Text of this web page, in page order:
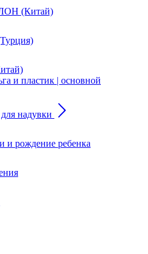
(Китай)
и пластик | основной
надувки
и рождение ребенка